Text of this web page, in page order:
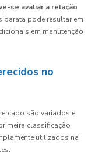
se avaliar a relação
barata pode resultar em
em manutenção
no
são variados e
classificação
utilizados na